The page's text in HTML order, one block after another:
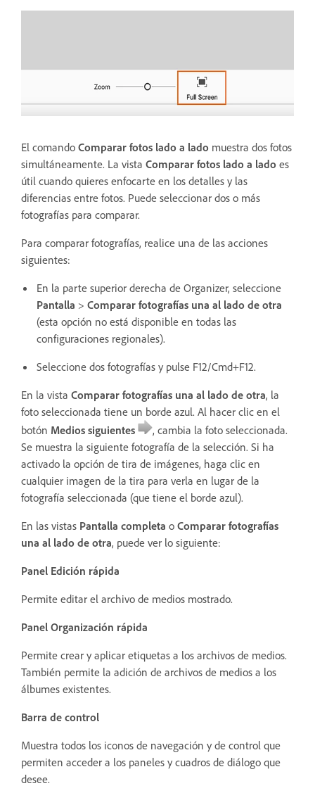
El comando Comparar fotos lado a lado muestra dos fotos
simultáneamente. La vista Comparar fotos lado a lado es
útil cuando quieres enfocarte en los detalles y las
diferencias entre fotos. Puede seleccionar dos o más
fotografías para comparar.
Para comparar fotografías, realice una de las acciones
siguientes:
En la parte superior derecha de Organizer, seleccione
Pantalla > Comparar fotografías una al lado de otra
(esta opción no está disponible en todas las
configuraciones regionales).
Seleccione dos fotografías y pulse F12/Cmd+F12.
En la vista Comparar fotografías una al lado de otra, la
foto seleccionada tiene un borde azul. Al hacer clic en el
botón Medios siguientes
, cambia la foto seleccionada.
Se muestra la siguiente fotografía de la selección. Si ha
activado la opción de tira de imágenes, haga clic en
cualquier imagen de la tira para verla en lugar de la
fotografía seleccionada (que tiene el borde azul).
En las vistas Pantalla completa o Comparar fotografías
una al lado de otra, puede ver lo siguiente:
Panel Edición rápida
Permite editar el archivo de medios mostrado.
Panel Organización rápida
Permite crear y aplicar etiquetas a los archivos de medios.
También permite la adición de archivos de medios a los
álbumes existentes.
Barra de control
Muestra todos los iconos de navegación y de control que
permiten acceder a los paneles y cuadros de diálogo que
desee.